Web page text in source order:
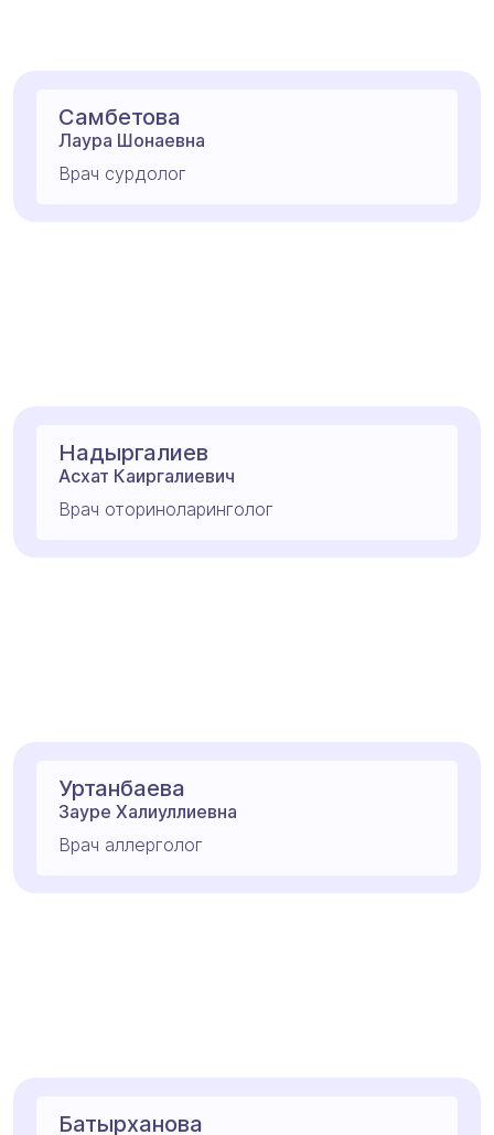
Самбетова
Лаура Шонаевна
Врач сурдолог
Надыргалиев
Асхат Каиргалиевич
Врач оториноларинголог
Уртанбаева
Зауре Халиуллиевна
Врач аллерголог
Батырханова